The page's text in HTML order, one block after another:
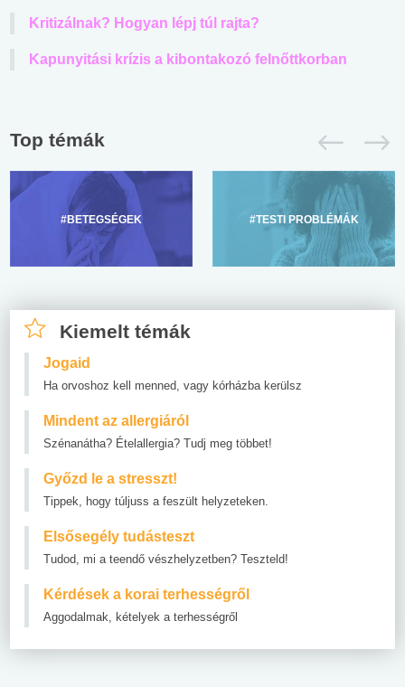
Kritizálnak? Hogyan lépj túl rajta?
Kapunyitási krízis a kibontakozó felnőttkorban
Top témák
#BETEGSÉGEK #TESTI PROBLÉMÁK
Kiemelt témák
Jogaid
Ha orvoshoz kell menned, vagy kórházba kerülsz
Mindent az allergiáról
Szénanátha? Ételallergia? Tudj meg többet!
Győzd le a stresszt!
Tippek, hogy túljuss a feszült helyzeteken.
Elsősegély tudásteszt
Tudod, mi a teendő vészhelyzetben? Teszteld!
Kérdések a korai terhességről
Aggodalmak, kételyek a terhességről